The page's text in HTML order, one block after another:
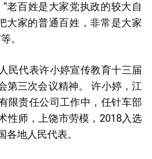
老百姓是大家党执政的较大自
大家的普通百姓，非常是大家
。
民代表许小婷宣传教育十三届
第三次会议精神。 许小婷，江
限责任公司工作中，任针车部
性师，上饶市劳模，2018入选
各地人民代表。